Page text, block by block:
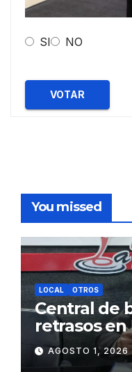
SI NO
VOTAR
You missed
LOCAL OTROS
Central de
retrasos
de Agua y
Juliaca
AGOSTO 1, 2026